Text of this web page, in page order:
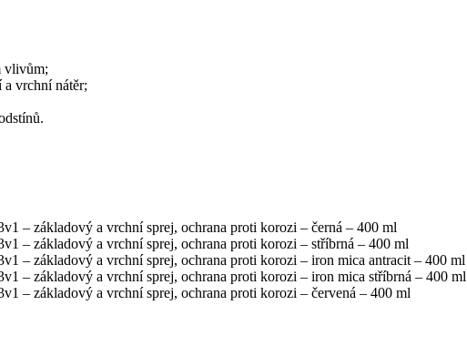
vlivům;
a vrchní nátěr;
– základový a vrchní sprej, ochrana proti korozi – černá – 400 ml
– základový a vrchní sprej, ochrana proti korozi – stříbrná – 400 ml
– základový a vrchní sprej, ochrana proti korozi – iron mica antracit – 400 ml
– základový a vrchní sprej, ochrana proti korozi – iron mica stříbrná – 400 ml
– základový a vrchní sprej, ochrana proti korozi – červená – 400 ml